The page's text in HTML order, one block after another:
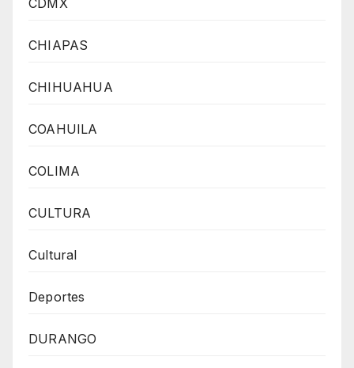
CHIAPAS
CHIHUAHUA
COAHUILA
COLIMA
CULTURA
Cultural
Deportes
DURANGO